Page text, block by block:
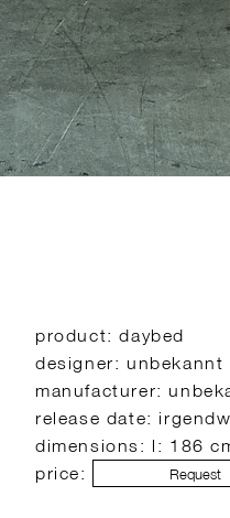
product: daybed
designer: unbekannt
manufacturer:
release date:
dimensions: l: 186
price:
Request